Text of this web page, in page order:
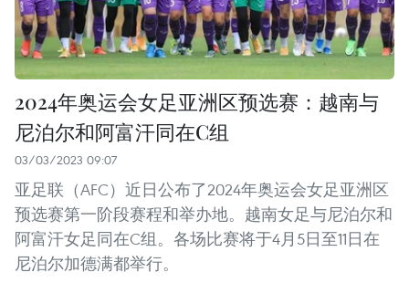
2024年奥运会女足亚洲区预选赛：越南与
尼泊尔和阿富汗同在C组
03/03/2023 09:07
亚足联（AFC）近日公布了2024年奥运会女足亚洲区
预选赛第一阶段赛程和举办地。越南女足与尼泊尔和
阿富汗女足同在C组。各场比赛将于4月5日至11日在
尼泊尔加德满都举行。